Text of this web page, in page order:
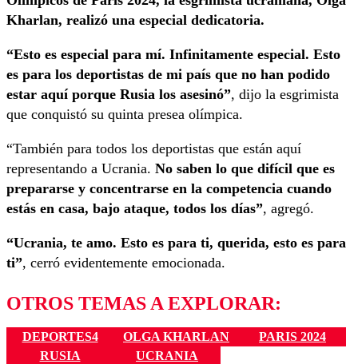
Kharlan, realizó una especial dedicatoria.
“Esto es especial para mí. Infinitamente especial. Esto
es para los deportistas de mi país que no han podido
estar aquí porque Rusia los asesinó”, dijo la esgrimista
que conquistó su quinta presea olímpica.
“También para todos los deportistas que están aquí
representando a Ucrania. No saben lo que difícil que es
prepararse y concentrarse en la competencia cuando
estás en casa, bajo ataque, todos los días”, agregó.
“Ucrania, te amo. Esto es para ti, querida, esto es para
ti”, cerró evidentemente emocionada.
OTROS TEMAS A EXPLORAR:
DEPORTES4 OLGA KHARLAN
PARIS 2024
RUSIA
UCRANIA